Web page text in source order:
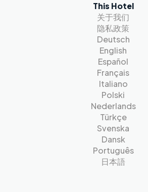
This Hotel
关于我们
隐私政策
Deutsch
English
Español
Français
Italiano
Polski
Nederlands
Türkçe
Svenska
Dansk
Português
日本語